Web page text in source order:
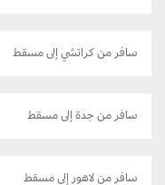
سافر من كراتشي إلى مسقط
سافر من جدة إلى مسقط
سافر من لاهور إلى مسقط